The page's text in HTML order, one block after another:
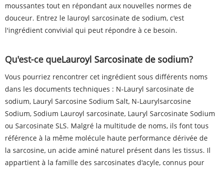
moussantes tout en répondant aux nouvelles normes de
douceur. Entrez le lauroyl sarcosinate de sodium, c'est
l'ingrédient convivial qui peut répondre à ce besoin.
Qu'est-ce queLauroyl Sarcosinate de sodium?
Vous pourriez rencontrer cet ingrédient sous différents noms
dans les documents techniques : N-Lauryl sarcosinate de
sodium, Lauryl Sarcosine Sodium Salt, N-Laurylsarcosine
Sodium, Sodium Lauroyl sarcosinate, Lauryl Sarcosinate Sodium
ou Sarcosinate SLS. Malgré la multitude de noms, ils font tous
référence à la même molécule haute performance dérivée de
la sarcosine, un acide aminé naturel présent dans les tissus. Il
appartient à la famille des sarcosinates d'acyle, connus pour